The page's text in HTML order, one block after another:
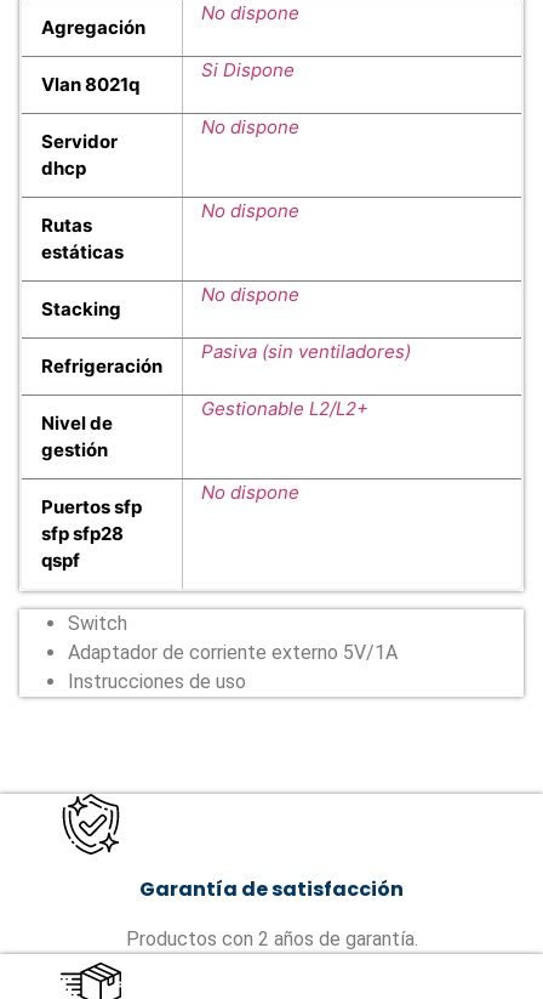
Agregación
No dispone
Vlan 8021q
Si Dispone
Servidor
dhcp
No dispone
Rutas
estáticas
No dispone
Stacking
No dispone
Refrigeración
Pasiva (sin ventiladores)
Nivel de
gestión
Gestionable L2/L2+
Puertos sfp
sfp sfp28
qspf
No dispone
Switch
Adaptador de corriente externo 5V/1A
Instrucciones de uso
Garantía de satisfacción
Productos con 2 años de garantía.